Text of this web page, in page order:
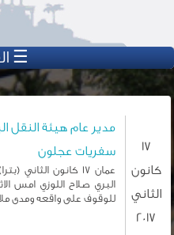
☰
17
كانون
الثاني
2017
مدير عام هيئة النقل
سفريات عجلون
عمان 17 كانون
البري صلاح اللوزي امس
للوقوف على واقعه ومدى